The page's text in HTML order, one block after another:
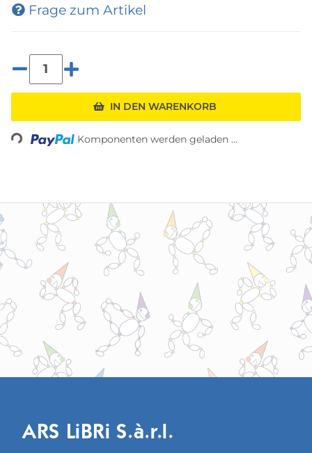
Frage zum Artikel
IN DEN WARENKORB
Loading... Komponenten werden geladen ...
ARS LiBRi S.à.r.l.